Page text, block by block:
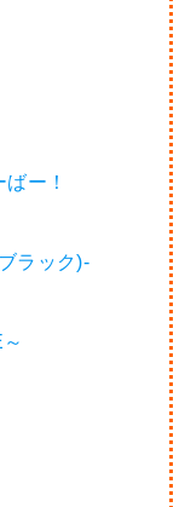
ー！
ラック)-